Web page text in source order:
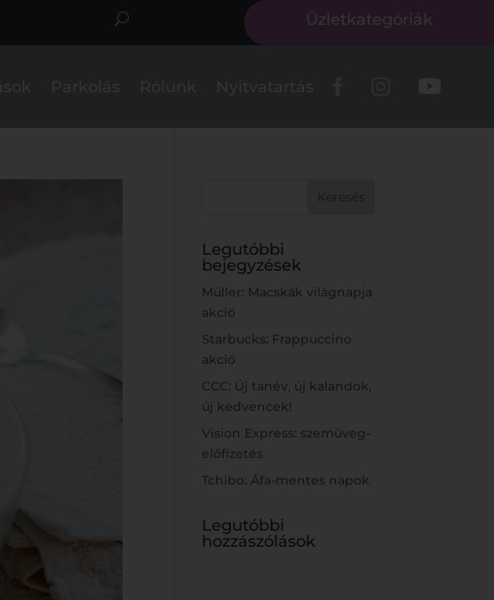
Üzletkategóriák
Legutóbbi
bejegyzések
Müller: Macskák világnapja
akció
Starbucks: Frappuccino
akció
CCC: Új tanév, új kalandok,
új kedvencek!
Vision Express: szemüveg-
előfizetés
Tchibo: Áfa-mentes napok
Legutóbbi
hozzászólások